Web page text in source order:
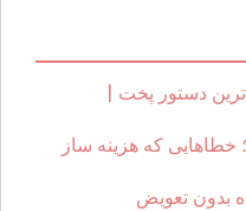
دستور پخت |
خطاهایی که هزینه ساز
بدون تعویض